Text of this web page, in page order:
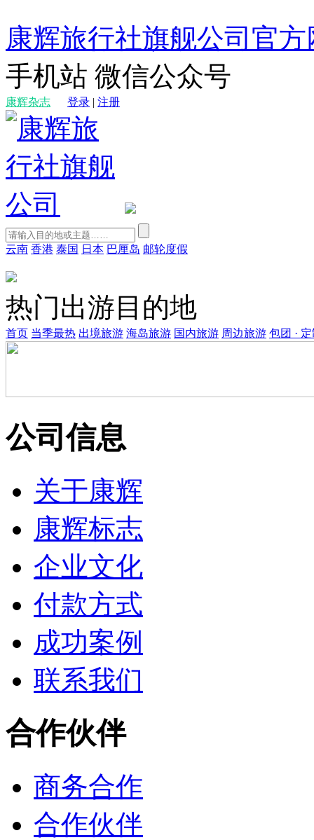
康辉旅行社旗舰公司官方
手机站 微信公众号
康辉杂志 登录 | 注册
云南 香港 泰国 日本 巴厘岛 邮轮度假
热门出游目的地
首页 当季最热 出境旅游 海岛旅游 国内旅游 周边旅游 包团 ·
公司信息
关于康辉
康辉标志
企业文化
付款方式
成功案例
联系我们
合作伙伴
商务合作
合作伙伴